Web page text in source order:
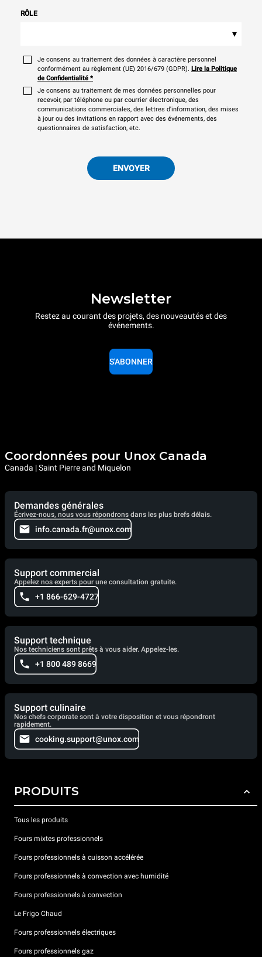
RÔLE
▾
Je consens au traitement des données à caractère personnel
conformément au règlement (UE) 2016/679 (GDPR). Lire la Politique
de Confidentialité *
Je consens au traitement de mes données personnelles pour
recevoir, par téléphone ou par courrier électronique, des
communications commerciales, des lettres d'information, des mises
à jour ou des invitations en rapport avec des événements, des
questionnaires de satisfaction, etc.
ENVOYER
Newsletter
Restez au courant des projets, des nouveautés et des
événements.
S'ABONNER
Coordonnées pour Unox Canada
Canada | Saint Pierre and Miquelon
Demandes générales
Écrivez-nous, nous vous répondrons dans les plus brefs délais.
info.canada.fr@unox.com
Support commercial
Appelez nos experts pour une consultation gratuite.
+1 866-629-4727
Support technique
Nos techniciens sont prêts à vous aider. Appelez-les.
+1 800 489 8669
Support culinaire
Nos chefs corporate sont à votre disposition et vous répondront
rapidement.
cooking.support@unox.com
PRODUITS
Tous les produits
Fours mixtes professionnels
Fours professionnels à cuisson accélérée
Fours professionnels à convection avec humidité
Fours professionnels à convection
Le Frigo Chaud
Fours professionnels électriques
Fours professionnels gaz